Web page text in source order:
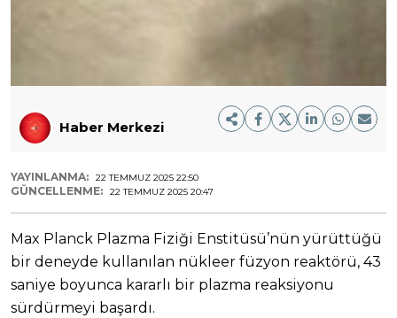
Haber Merkezi
YAYINLANMA: 22 TEMMUZ 2025 22:50
GÜNCELLENME: 22 TEMMUZ 2025 20:47
Max Planck Plazma Fiziği Enstitüsü’nün yürüttüğü
bir deneyde kullanılan nükleer füzyon reaktörü, 43
saniye boyunca kararlı bir plazma reaksiyonu
sürdürmeyi başardı.